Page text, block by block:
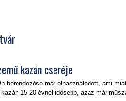
kazán cseréje
berendezése már elhasználódott, ami
15-20 évnél idősebb, azaz már